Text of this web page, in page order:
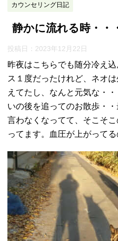
カウンセリング日記
静かに流れる時・・
投稿日： 2023年12月22日
昨夜はこちらでも随分冷え
ス１度だったけれど、ネオ
えてたし、なんと元気な・
いの後を追ってのお散歩・
言わなくなってて、そこそ
ってます。血圧が上がってる